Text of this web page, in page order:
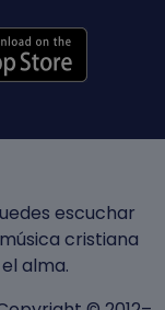
escuchar
cristiana
alma.